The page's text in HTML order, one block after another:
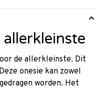
de allerkleinste. Dit
onesie kan zowel
worden. Het